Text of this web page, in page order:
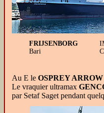
FRIJSENBORG
Bari
Au E le OSPREY ARROW
Le vraquier ultramax
par Setaf Saget pendant